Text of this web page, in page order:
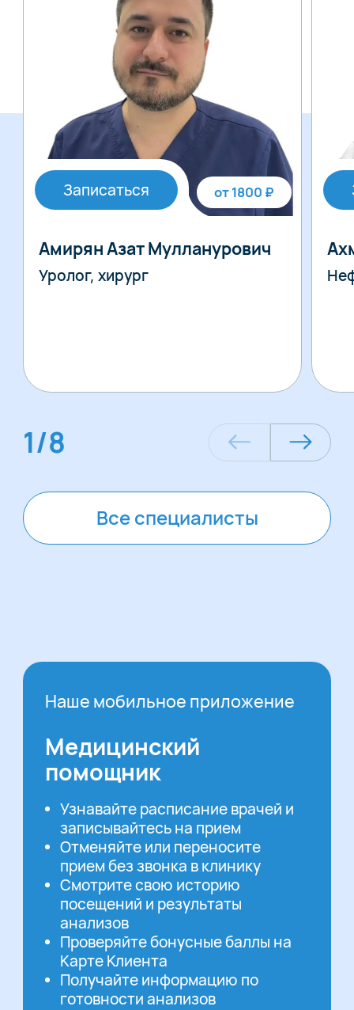
Записаться от 1800 ₽
Амирян Азат Мулланурович
Уролог, хирург
1/8
Все специалисты
Наше мобильное приложение
Медицинский
помощник
Узнавайте расписание врачей и
записывайтесь на прием
Отменяйте или переносите
прием без звонка в клинику
Смотрите свою историю
посещений и результаты
анализов
Проверяйте бонусные баллы на
Карте Клиента
Получайте информацию по
готовности анализов